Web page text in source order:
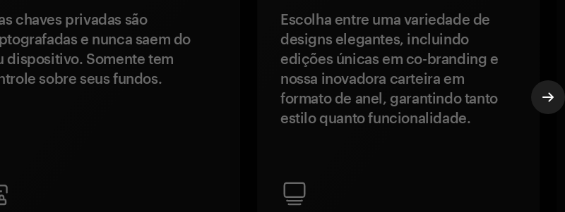
chaves privadas são
e nunca saem do
dispositivo. Somente tem
sobre seus fundos.
Escolha entre uma variedade de
designs elegantes, incluindo
edições únicas em co-branding e
nossa inovadora carteira em
formato de anel, garantindo tanto
estilo quanto funcionalidade.